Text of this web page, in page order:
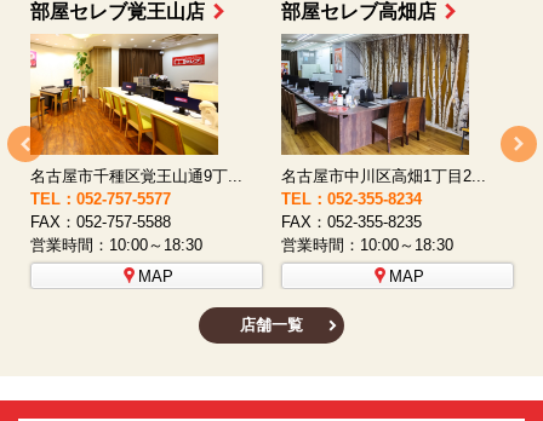
部屋セレブ上小田井店
名古屋市西区八筋町277 ...
TEL：052-508-5933
FAX：052-508-5930
営業時間：10:00～18:30
MAP
部屋セレブ中村店
名古屋市中村区太閤通9-1...
TEL：052-481-0853
FAX：052-481-3587
営業時間：10:00～18:30
MAP
店舗一覧